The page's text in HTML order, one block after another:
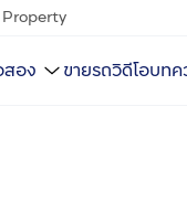
อง ขายรถวิดีโอบทค